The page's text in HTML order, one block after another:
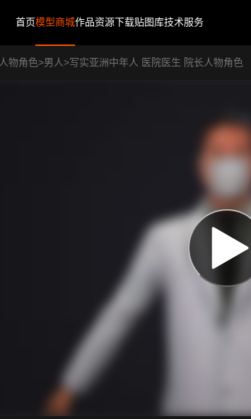
首页模型商城作品资源下载贴图库技术服务
人物角色>男人>写实亚洲中年人 医院医生 院长人物角色